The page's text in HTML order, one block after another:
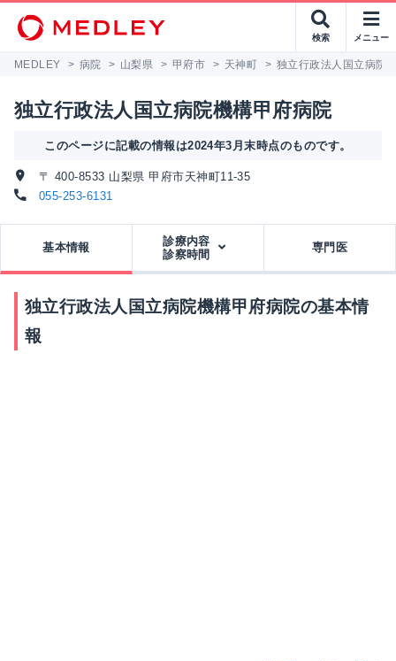
検索 メニュー
MEDLEY > 病院 > 山梨県 > 甲府市 > 天神町 > 独立行政法人国立病院
独立行政法人国立病院機構甲府病院
このページに記載の情報は2024年3月末時点のものです。
〒 400-8533 山梨県 甲府市天神町11-35
055-253-6131
基本情報
診療内容
診察時間
専門医
独立行政法人国立病院機構甲府病院の基本情
報